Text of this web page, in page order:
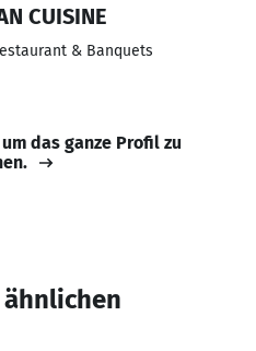
CUISINE
& Banquets
das ganze Profil zu